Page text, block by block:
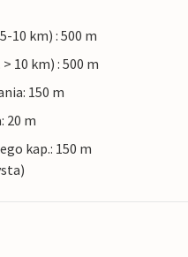
10 km) : 500 m
10 km) : 500 m
150 m
20 m
kap.: 150 m